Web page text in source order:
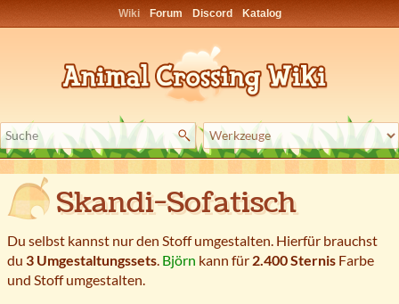
Wiki Forum Discord Katalog
Skandi-Sofatisch
Du selbst kannst nur den Stoff umgestalten. Hierfür brauchst
du 3 Umgestaltungssets. Björn kann für 2.400 Sternis Farbe
und Stoff umgestalten.